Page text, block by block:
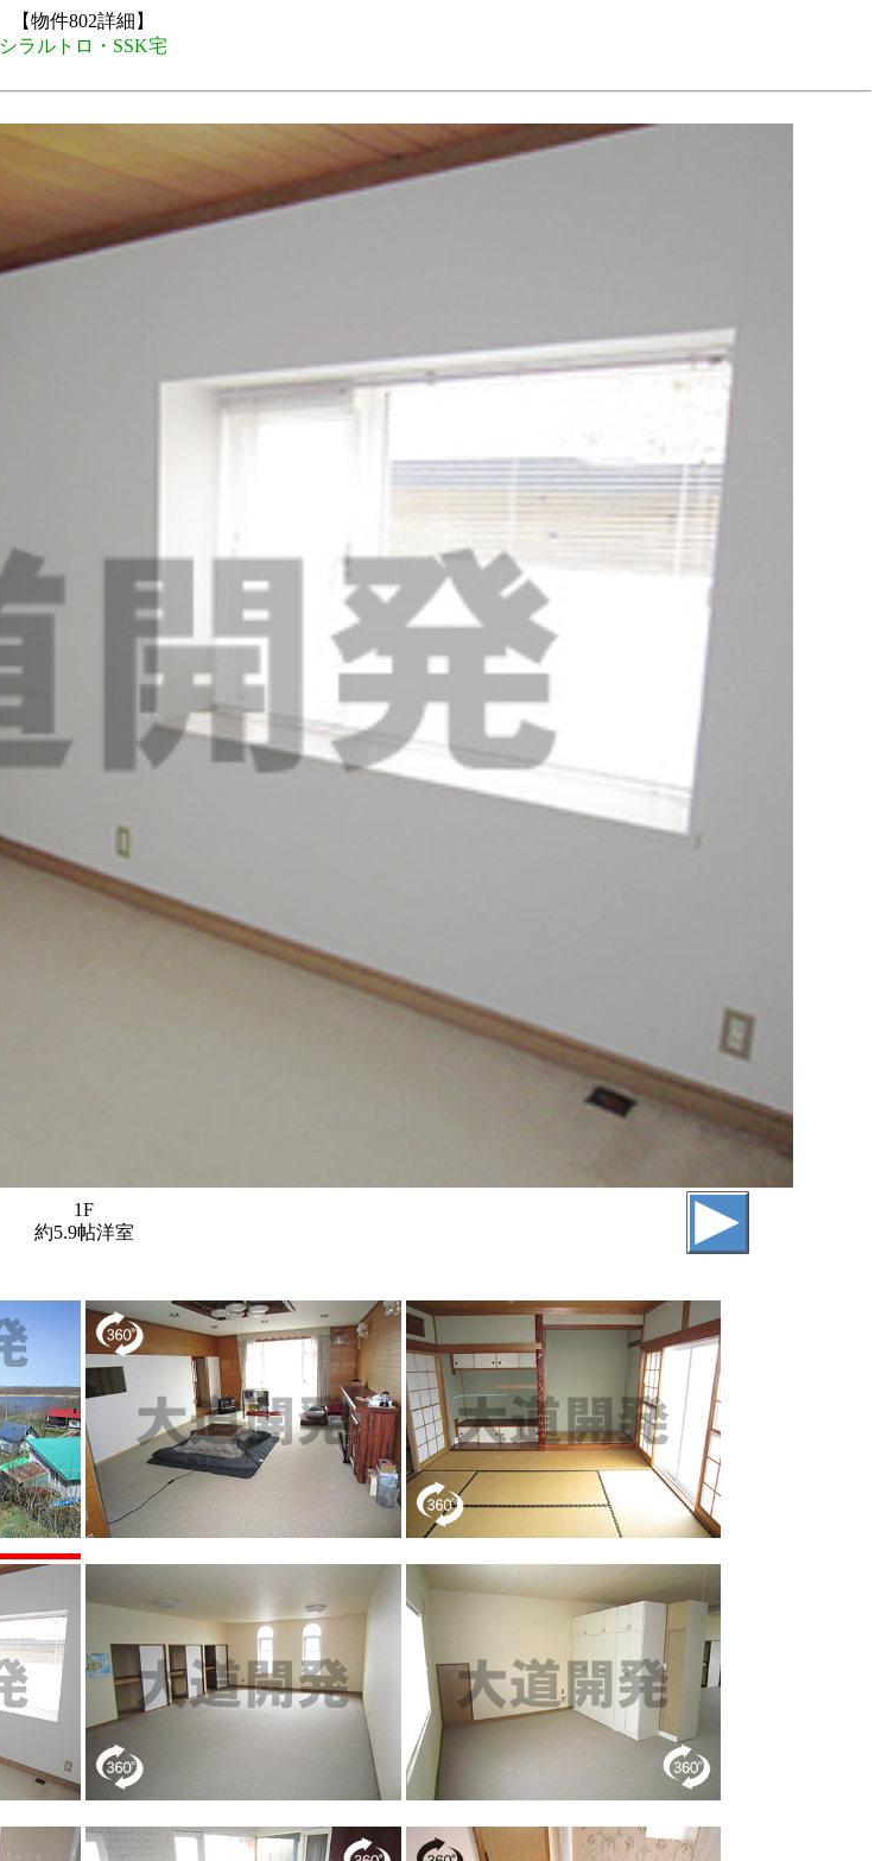
【物件802詳細】
シラルトロ・SSK宅
1F
約5.9帖洋室